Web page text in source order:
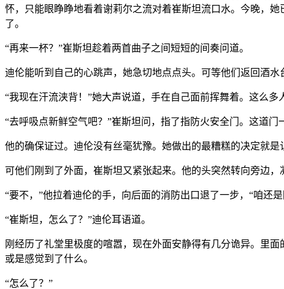
怀，只能眼睁睁地看着谢莉尔之流对着崔斯坦流口水。今晚，
了。
“再来一杯？”崔斯坦趁着两首曲子之间短短的间奏问道。
迪伦能听到自己的心跳声，她急切地点点头。可等他们返回酒水
“我现在汗流浃背！”她大声说道，手在自己面前挥舞着。这么
“去呼吸点新鲜空气吧？”崔斯坦问，指了指防火安全门。这道
他的确保证过。迪伦没有丝毫犹豫。她做出的最糟糕的决定就是
可他们刚到了外面，崔斯坦又紧张起来。他的头突然转向旁边，
“要不，”他拉着迪伦的手，向后面的消防出口退了一步，“咱还
“崔斯坦，怎么了？”迪伦耳语道。
刚经历了礼堂里极度的喧嚣，现在外面安静得有几分诡异。里
或是感觉到了什么。
“怎么了？”